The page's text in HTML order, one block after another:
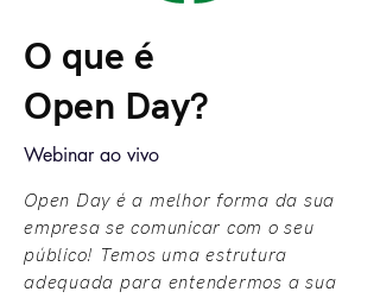
O que é
Open Day?
Webinar ao vivo
Open Day é a melhor forma da sua
empresa se comunicar com o seu
público! Temos uma estrutura
adequada para entendermos a sua